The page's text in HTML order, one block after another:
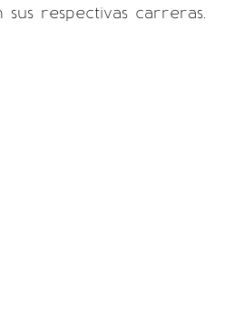
respectivas carreras.